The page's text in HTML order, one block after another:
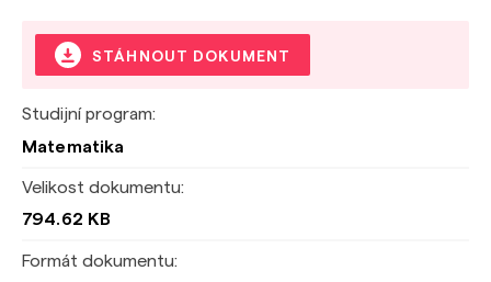
STÁHNOUT DOKUMENT
Studijní program:
Matematika
Velikost dokumentu:
794.62 KB
Formát dokumentu: